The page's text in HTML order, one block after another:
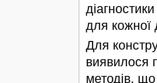
для кожної
Для
виявилося
методів,